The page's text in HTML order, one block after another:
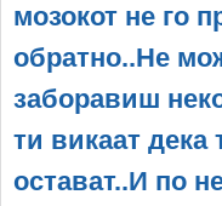
мозокот не го
обратно..Не
заборавиш
ти викаат дека
остават..И по